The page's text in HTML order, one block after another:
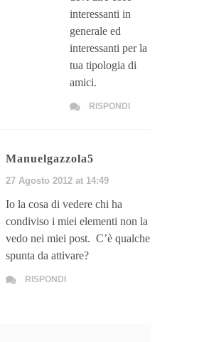
interessanti in
generale ed
interessanti per la
tua tipologia di
amici.
RISPONDI
Manuelgazzola5
27 Agosto 2012 at 14:49
Io la cosa di vedere chi ha
condiviso i miei elementi non la
vedo nei miei post. C’è qualche
spunta da attivare?
RISPONDI